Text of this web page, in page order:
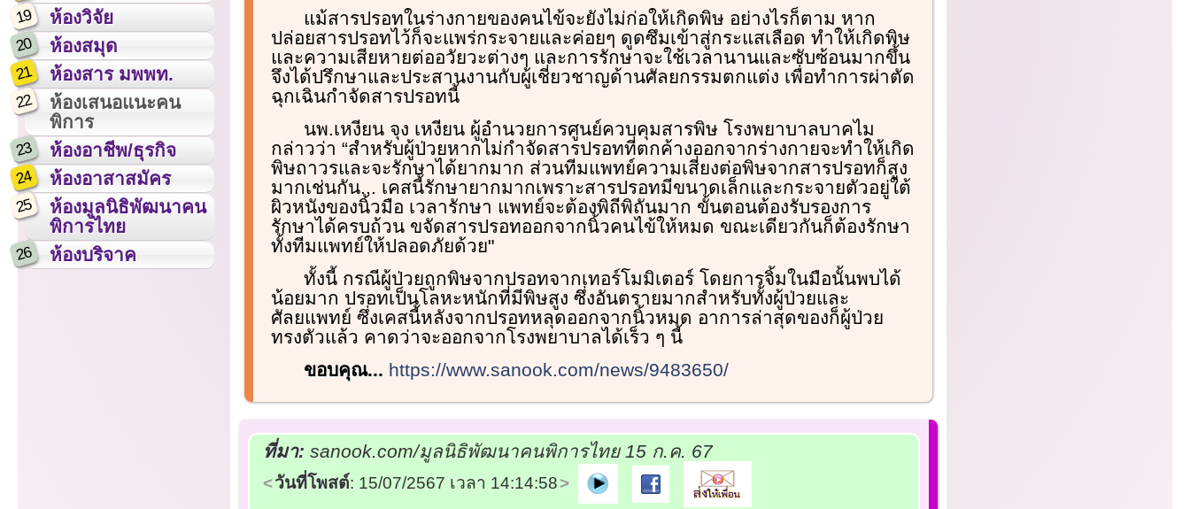
19 ห้องวิจัย
20 ห้องสมุด
21 ห้องสาร มพพท.
22
ห้องเสนอแนะคน
พิการ
23 ห้องอาชีพ/ธุรกิจ
24 ห้องอาสาสมัคร
25
ห้องมูลนิธิพัฒนาคน
พิการไทย
26 ห้องบริจาค
แม้สารปรอทในร่างกายของคนไข้จะยังไม่ก่อให้เกิดพิษ อย่างไรก็ตาม หาก
ปล่อยสารปรอทไว้ก็จะแพร่กระจายและค่อยๆ ดูดซึมเข้าสู่กระแสเลือด ทำให้เกิดพิษ
และความเสียหายต่ออวัยวะต่างๆ และการรักษาจะใช้เวลานานและซับซ้อนมากขึ้น
จึงได้ปรึกษาและประสานงานกับผู้เชี่ยวชาญด้านศัลยกรรมตกแต่ง เพื่อทำการผ่าตัด
ฉุกเฉินกำจัดสารปรอทนี้
นพ.เหงียน จุง เหงียน ผู้อำนวยการศูนย์ควบคุมสารพิษ โรงพยาบาลบาคไม
กล่าวว่า “สำหรับผู้ป่วยหากไม่กำจัดสารปรอทที่ตกค้างออกจากร่างกายจะทำให้เกิด
พิษถาวรและจะรักษาได้ยากมาก ส่วนทีมแพทย์ความเสี่ยงต่อพิษจากสารปรอทก็สูง
มากเช่นกัน... เคสนี้รักษายากมากเพราะสารปรอทมีขนาดเล็กและกระจายตัวอยู่ใต้
ผิวหนังของนิ้วมือ เวลารักษา แพทย์จะต้องพิถีพิถันมาก ขั้นตอนต้องรับรองการ
รักษาได้ครบถ้วน ขจัดสารปรอทออกจากนิ้วคนไข้ให้หมด ขณะเดียวกันก็ต้องรักษา
ทั้งทีมแพทย์ให้ปลอดภัยด้วย"
ทั้งนี้ กรณีผู้ป่วยถูกพิษจากปรอทจากเทอร์โมมิเตอร์ โดยการจิ้มในมือนั้นพบได้
น้อยมาก ปรอทเป็นโลหะหนักที่มีพิษสูง ซึ่งอันตรายมากสำหรับทั้งผู้ป่วยและ
ศัลยแพทย์ ซึ่งเคสนี้หลังจากปรอทหลุดออกจากนิ้วหมด อาการล่าสุดของก็ผู้ป่วย
ทรงตัวแล้ว คาดว่าจะออกจากโรงพยาบาลได้เร็ว ๆ นี้
ขอบคุณ... https://www.sanook.com/news/9483650/
ที่มา: sanook.com/มูลนิธิพัฒนาคนพิการไทย 15 ก.ค. 67
วันที่โพสต์: 15/07/2567 เวลา 14:14:58